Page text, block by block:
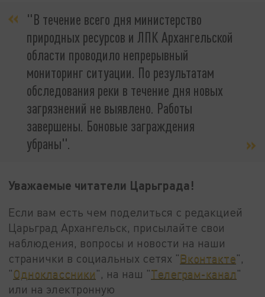
"В течение всего дня министерство
природных ресурсов и ЛПК Архангельской
области проводило непрерывный
мониторинг ситуации. По результатам
обследования реки в течение дня новых
загрязнений не выявлено. Работы
завершены. Боновые заграждения
убраны".
Уважаемые читатели Царьграда!
Если вам есть чем поделиться с редакцией
Царьград Архангельск, присылайте свои
наблюдения, вопросы и новости на наши
странички в социальных сетях "Вконтакте",
"Одноклассники", на наш "Телеграм-канал"
или на электронную